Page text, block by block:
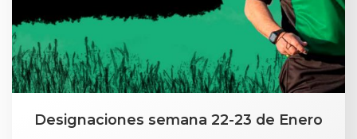
Designaciones semana 22-23 de Enero